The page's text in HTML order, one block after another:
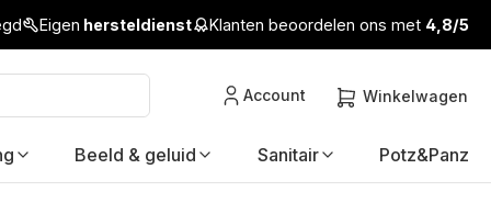
Eigen hersteldienst Klanten beoordelen ons met 4,8/5
Account Winkelwagen
Beeld & geluid Sanitair Potz&Panz